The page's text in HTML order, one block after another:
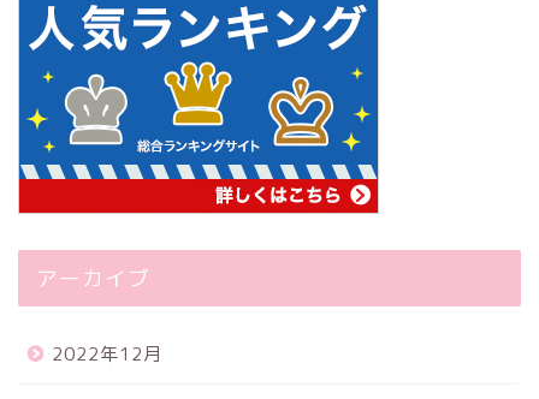
アーカイブ
2022年12月